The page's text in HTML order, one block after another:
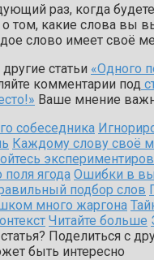
раз, когда
о том, какие слова вы
слово имеет своё
статьи «Одного
комментарии под
Ваше мнение
собеседника
Каждому слову своё
поля ягода Ошибки в
подбор слов
много жаргона
Читайте больше
Поделиться с
быть интересно